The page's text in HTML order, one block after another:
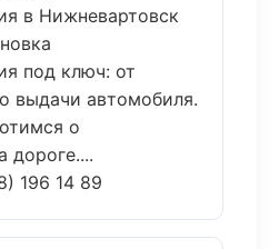
в Нижневартовск
под ключ: от
выдачи автомобиля.
о
дороге....
196 14 89